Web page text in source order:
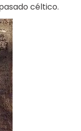
céltico.